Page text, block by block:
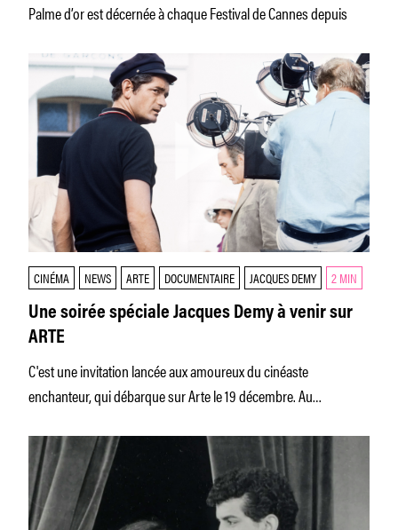
Palme d’or est décernée à chaque Festival de Cannes depuis
CINÉMA NEWS ARTE DOCUMENTAIRE JACQUES DEMY 2 MIN
Une soirée spéciale Jacques Demy à venir sur
ARTE
C'est une invitation lancée aux amoureux du cinéaste
enchanteur, qui débarque sur Arte le 19 décembre. Au